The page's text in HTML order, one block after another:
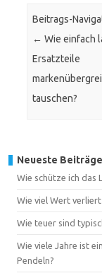
Beitrags-
← Wie einfach
Ersatzteile
tauschen?
Neueste Beiträge
Wie schütze ich das
Wie viel Wert verliert
Wie teuer sind
Wie viele Jahre ist
Pendeln?